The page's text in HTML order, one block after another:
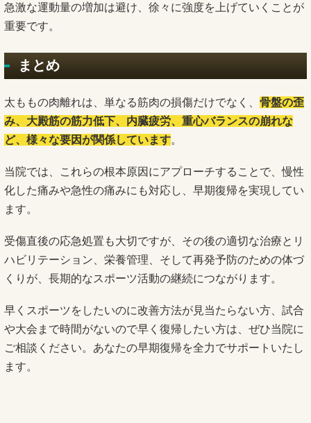
急激な運動量の増加は避け、徐々に強度を上げていくことが
重要です。
まとめ
太ももの肉離れは、単なる筋肉の損傷だけでなく、 骨盤の歪
み、大殿筋の筋力低下、内臓疲労、重心バランスの崩れな
ど、様々な要因が関係しています。
当院では、これらの根本原因にアプローチすることで、慢性
化した痛みや急性の痛みにも対応し、早期復帰を実現してい
ます。
受傷直後の応急処置も大切ですが、その後の適切な治療とリ
ハビリテーション、栄養管理、そして再発予防のための体づ
くりが、長期的なスポーツ活動の継続につながります。
早くスポーツをしたいのに改善方法が見当たらない方、試合
や大会まで時間がないので早く復帰したい方は、ぜひ当院に
ご相談ください。あなたの早期復帰を全力でサポートいたし
ます。